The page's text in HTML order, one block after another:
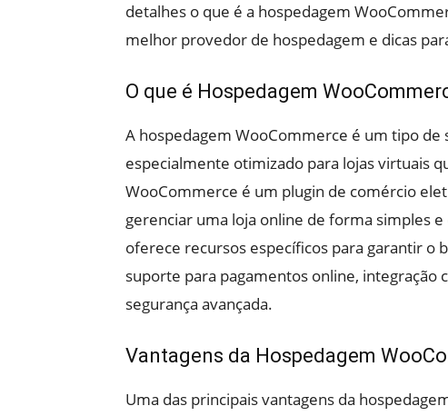
detalhes o que é a hospedagem
melhor provedor de hospedagem e dicas
O que é Hospedagem
A hospedagem WooCommerce é um tipo
especialmente otimizado para lojas virtuais
WooCommerce é um plugin de comércio
gerenciar uma loja online de forma simples
oferece recursos específicos para garantir o
suporte para pagamentos online, integração
segurança avançada.
Vantagens da Hospedagem
Uma das principais vantagens da